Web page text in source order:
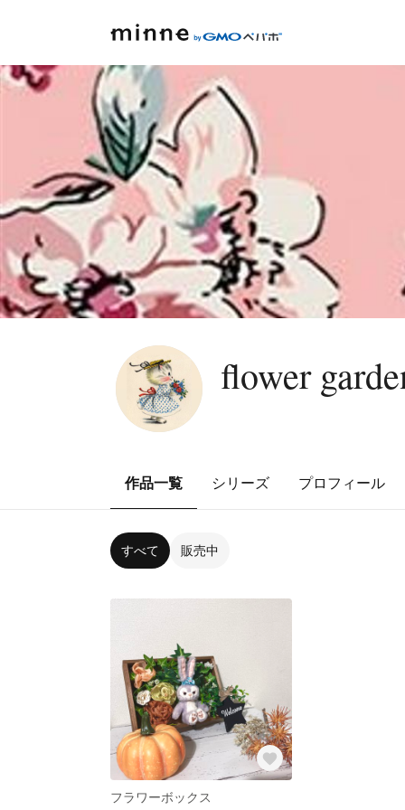
flower
作品一覧 シリーズ プロフィール
すべて 販売中
フラワーボックス